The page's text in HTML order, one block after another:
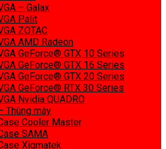
– Galax
Palit
ZOTAC
AMD Radeon
GeForce® GTX 10 Series
GeForce® GTX 16 Series
GeForce® GTX 20 Series
GeForce® RTX 30 Series
Nvidia QUADRO
Thùng máy
Cooler Master
SAMA
Xigmatek